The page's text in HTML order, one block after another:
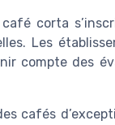
corta
Les
compte des
cafés